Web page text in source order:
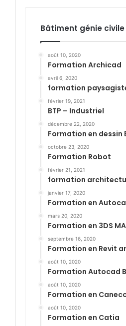
Bâtiment génie
août 10, 2020
Formation Archicad
avril 6, 2020
formation
février 19, 2021
BTP – Industriel
décembre 22, 2020
Formation en dessin
octobre 23, 2020
Formation Robot
février 21, 2021
formation
janvier 17, 2020
Formation en
mars 20, 2020
Formation en 3DS
septembre 16, 2020
Formation en Revit
août 10, 2020
Formation Autocad
août 10, 2020
Formation en
août 10, 2020
Formation en Catia